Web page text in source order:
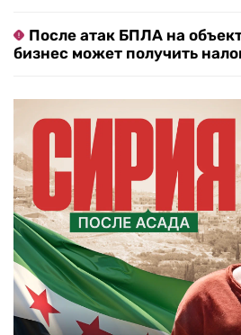
После атак БПЛА на
бизнес может получить